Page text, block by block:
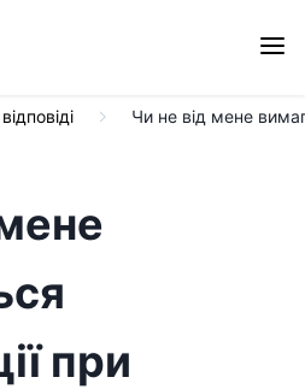
Чи не від мене
при